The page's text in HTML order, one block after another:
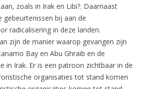
zoals in Irak en Libi?. Daarnaast
gebeurtenissen bij aan de
radicalisering in deze landen.
zijn de manier waarop gevangen zijn
Bay en Abu Ghraib en de
in Irak. Er is een patroon zichtbaar in de
organisaties tot stand komen